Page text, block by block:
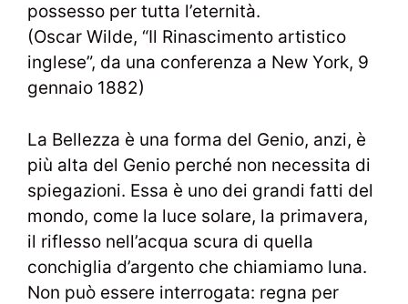
possesso per tutta l’eternità.
(Oscar Wilde, “Il Rinascimento artistico
inglese”, da una conferenza a New York, 9
gennaio 1882)
La Bellezza è una forma del Genio, anzi, è
più alta del Genio perché non necessita di
spiegazioni. Essa è uno dei grandi fatti del
mondo, come la luce solare, la primavera,
il riflesso nell’acqua scura di quella
conchiglia d’argento che chiamiamo luna.
Non può essere interrogata: regna per